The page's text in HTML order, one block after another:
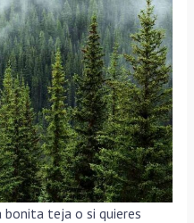
bonita teja o si quieres